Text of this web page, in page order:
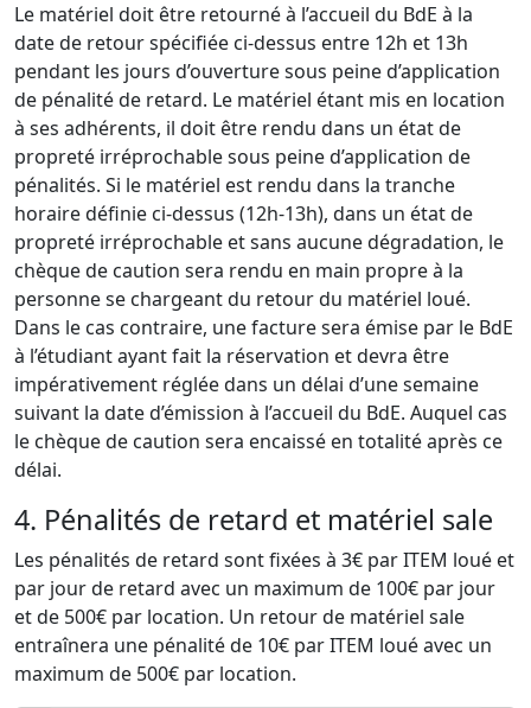
Le matériel doit être retourné à l’accueil du BdE à la
date de retour spécifiée ci-dessus entre 12h et 13h
pendant les jours d’ouverture sous peine d’application
de pénalité de retard. Le matériel étant mis en location
à ses adhérents, il doit être rendu dans un état de
propreté irréprochable sous peine d’application de
pénalités. Si le matériel est rendu dans la tranche
horaire définie ci-dessus (12h-13h), dans un état de
propreté irréprochable et sans aucune dégradation, le
chèque de caution sera rendu en main propre à la
personne se chargeant du retour du matériel loué.
Dans le cas contraire, une facture sera émise par le BdE
à l’étudiant ayant fait la réservation et devra être
impérativement réglée dans un délai d’une semaine
suivant la date d’émission à l’accueil du BdE. Auquel cas
le chèque de caution sera encaissé en totalité après ce
délai.
4. Pénalités de retard et matériel sale
Les pénalités de retard sont fixées à 3€ par ITEM loué et
par jour de retard avec un maximum de 100€ par jour
et de 500€ par location. Un retour de matériel sale
entraînera une pénalité de 10€ par ITEM loué avec un
maximum de 500€ par location.